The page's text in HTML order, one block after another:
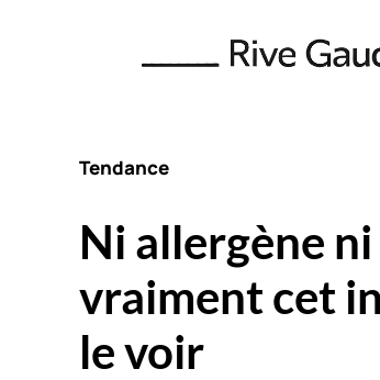
Tendance
Ni allergène
vraiment cet
le voir